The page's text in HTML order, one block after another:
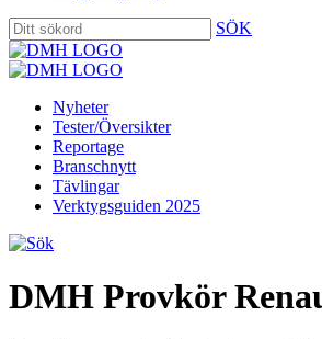
SÖK
Nyheter
Tester/Översikter
Reportage
Branschnytt
Tävlingar
Verktygsguiden 2025
DMH Provkör